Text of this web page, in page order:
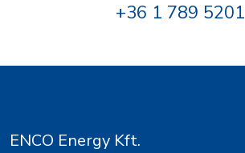
+36 1 789 5201
ENCO Energy Kft.